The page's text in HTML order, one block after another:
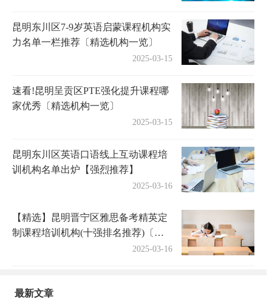
昆明东川区7-9岁英语启蒙课程机构实
力名单一栏推荐〔精选机构一览〕
2025-03-15
速看!昆明呈贡区PTE强化提升课程哪
家优秀〔精选机构一览〕
2025-03-15
昆明东川区英语口语线上互动课程培
训机构名单出炉【强烈推荐】
2025-03-16
【精选】昆明晋宁区雅思备考精英定
制课程培训机构(十强排名推荐)〔精
2025-03-16
最新文章